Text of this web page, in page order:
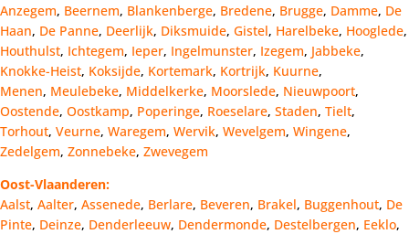
Anzegem, Beernem, Blankenberge, Bredene, Brugge, Damme, De
Haan, De Panne, Deerlijk, Diksmuide, Gistel, Harelbeke, Hooglede,
Houthulst, Ichtegem, Ieper, Ingelmunster, Izegem, Jabbeke,
Knokke-Heist, Koksijde, Kortemark, Kortrijk, Kuurne,
Menen, Meulebeke, Middelkerke, Moorslede, Nieuwpoort,
Oostende, Oostkamp, Poperinge, Roeselare, Staden, Tielt,
Torhout, Veurne, Waregem, Wervik, Wevelgem, Wingene,
Zedelgem, Zonnebeke, Zwevegem
Oost-Vlaanderen:
Aalst, Aalter, Assenede, Berlare, Beveren, Brakel, Buggenhout, De
Pinte, Deinze, Denderleeuw, Dendermonde, Destelbergen, Eeklo,